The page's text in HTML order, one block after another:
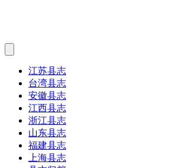
江苏县志
台湾县志
安徽县志
江西县志
浙江县志
山东县志
福建县志
上海县志